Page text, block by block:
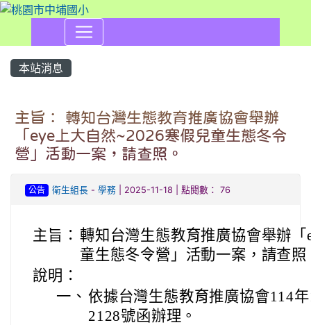
本站消息
主旨： 轉知台灣生態教育推廣協會舉辦
「eye上大自然~2026寒假兒童生態冬令
營」活動一案，請查照。
公告 衛生組長- 學務| 2025-11-18 | 點閱數： 76
主旨： 轉知台灣生態教育推廣協會舉辦
童生態冬令營」活動一案，請查照
說明：
一、 依據台灣生態教育推廣協會114
2128號函辦理。